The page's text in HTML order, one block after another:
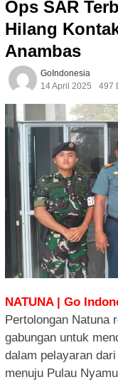
Ops SAR
Hilang
Anambas
GoIndonesia
14 April 2025
497
NATUNA | Go
Pertolongan Natuna
gabungan untuk
dalam pelayaran
menuju Pulau